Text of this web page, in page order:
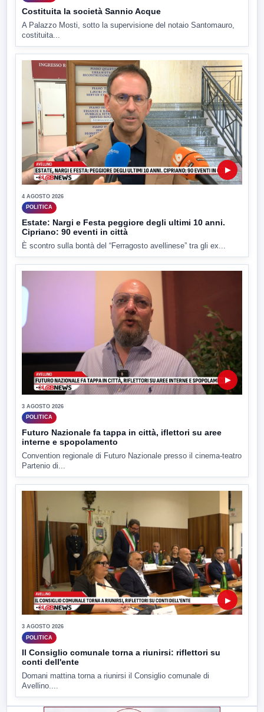
Costituita la società Sannio Acque
A Palazzo Mosti, sotto la supervisione del notaio Santomauro,
costituita...
▶
4 AGOSTO 2026
POLITICA
Estate: Nargi e Festa peggiore degli ultimi 10 anni.
Cipriano: 90 eventi in città
È scontro sulla bontà del “Ferragosto avellinese” tra gli ex...
▶
3 AGOSTO 2026
POLITICA
Futuro Nazionale fa tappa in città, iflettori su aree
interne e spopolamento
Convention regionale di Futuro Nazionale presso il cinema-teatro
Partenio di...
▶
3 AGOSTO 2026
POLITICA
Il Consiglio comunale torna a riunirsi: riflettori su
conti dell'ente
Domani mattina torna a riunirsi il Consiglio comunale di
Avellino....